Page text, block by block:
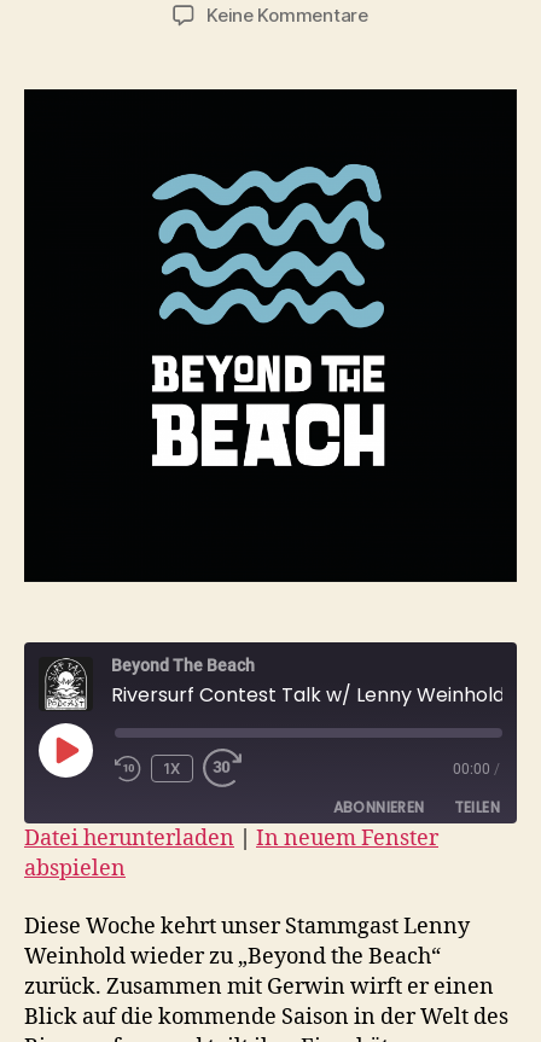
Keine Kommentarezu
Talk
Weinhold
Beyond The Beach
Riversurf Contest Talk w/ Lenny Weinhold
PLAY
EPISODE
1X 00:00 /
ABONNIEREN TEILEN
TEILEN
LINK
EMBED
Datei herunterladen
In neuem Fenster
abspielen
Diese Woche kehrt unser Stammgast Lenny
Weinhold wieder zu „Beyond the Beach“
zurück. Zusammen mit Gerwin wirft er einen
Blick auf die kommende Saison in der Welt des